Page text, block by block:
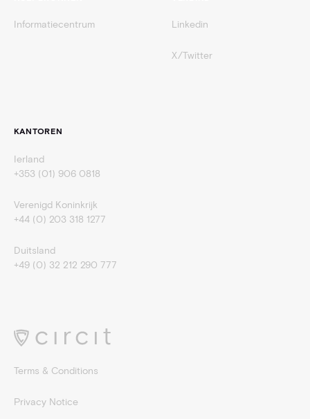
Informatiecentrum Linkedin
X/Twitter
KANTOREN
Ierland
+353 (01) 906 0818
Verenigd Koninkrijk
+44 (0) 203 318 1277
Duitsland
+49 (0) 32 212 290 777
Terms & Conditions
Privacy Notice